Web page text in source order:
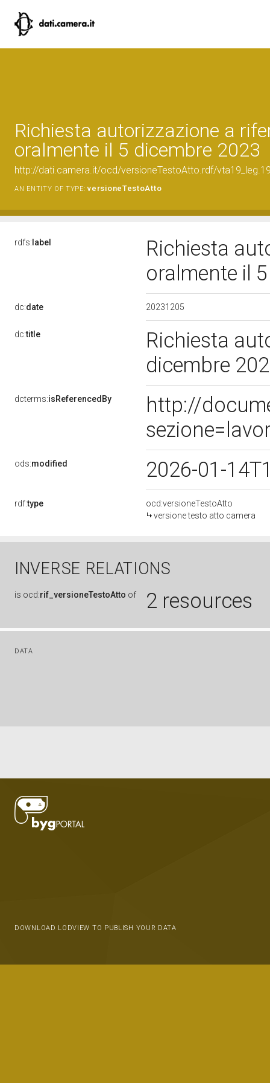
Richiesta autorizzazione a
oralmente il 5 dicembre 2023
http://dati.camera.it/ocd/versioneTestoAtto.rdf/
AN ENTITY OF TYPE: versioneTestoAtto
rdfs: label
Richiesta
oralmente il
dc:date 20231205
dc:title
Richiesta
dicembre
dcterms:isReferencedBy
http://
ods:modified 2026-01-
rdf:type
ocd:versioneTestoAtto
versione testo atto camera
INVERSE RELATIONS
is ocd:rif_versioneTestoAtto of 2 resources
DATA
DOWNLOAD LODVIEW TO PUBLISH YOUR DATA